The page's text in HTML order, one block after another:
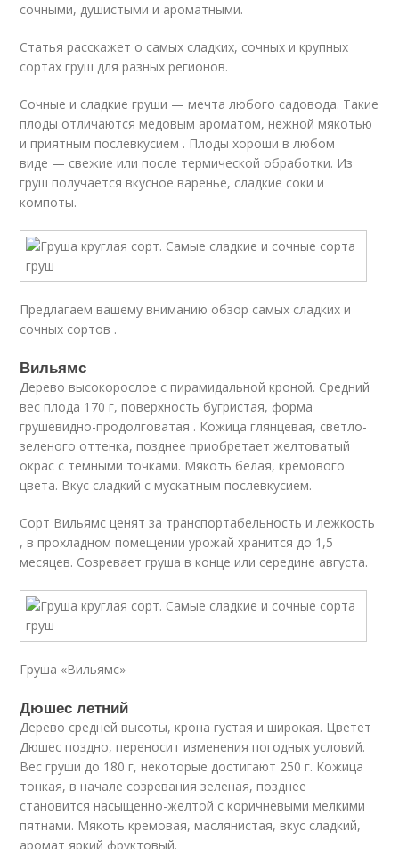
сочными, душистыми и ароматными.
Статья расскажет о самых сладких, сочных и крупных
сортах груш для разных регионов.
Сочные и сладкие груши — мечта любого садовода. Такие
плоды отличаются медовым ароматом, нежной мякотью
и приятным послевкусием . Плоды хороши в любом
виде — свежие или после термической обработки. Из
груш получается вкусное варенье, сладкие соки и
компоты.
Предлагаем вашему вниманию обзор самых сладких и
сочных сортов .
Вильямс
Дерево высокорослое с пирамидальной кроной. Средний
вес плода 170 г, поверхность бугристая, форма
грушевидно-продолговатая . Кожица глянцевая, светло-
зеленого оттенка, позднее приобретает желтоватый
окрас с темными точками. Мякоть белая, кремового
цвета. Вкус сладкий с мускатным послевкусием.
Сорт Вильямс ценят за транспортабельность и лежкость
, в прохладном помещении урожай хранится до 1,5
месяцев. Созревает груша в конце или середине августа.
Груша «Вильямс»
Дюшес летний
Дерево средней высоты, крона густая и широкая. Цветет
Дюшес поздно, переносит изменения погодных условий.
Вес груши до 180 г, некоторые достигают 250 г. Кожица
тонкая, в начале созревания зеленая, позднее
становится насыщенно-желтой с коричневыми мелкими
пятнами. Мякоть кремовая, маслянистая, вкус сладкий,
аромат яркий фруктовый.